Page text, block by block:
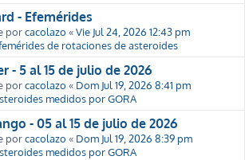
- Efemérides
porcacolazo «Vie Jul 24, 2026 12:43 pm
de rotaciones de asteroides
- 5 al 15 de julio de 2026
porcacolazo « Dom Jul 19, 2026 8:41 pm
medidos por GORA
- 05 al 15 de julio de 2026
porcacolazo « Dom Jul 19, 2026 8:39 pm
medidos por GORA